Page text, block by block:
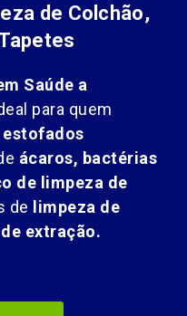
de Colchão,
Saúde a
para quem
ácaros, bactérias
de limpeza de
de limpeza de
extração.